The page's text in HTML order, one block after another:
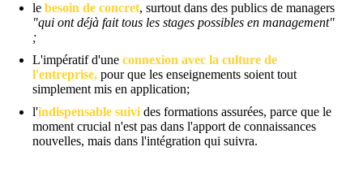
le besoin de concret, surtout dans des publics de managers
"qui ont déjà fait tous les stages possibles en management"
;
L'impératif d'une connexion avec la culture de
l'entreprise, pour que les enseignements soient tout
simplement mis en application;
l'indispensable suivi des formations assurées, parce que le
moment crucial n'est pas dans l'apport de connaissances
nouvelles, mais dans l'intégration qui suivra.